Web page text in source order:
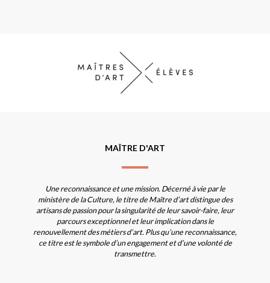
MAÎTRE D'ART
Une reconnaissance et une mission. Décerné à vie par le
ministère de la Culture, le titre de Maître d’art distingue des
artisans de passion pour la singularité de leur savoir-faire, leur
parcours exceptionnel et leur implication dans le
renouvellement des métiers d’art. Plus qu’une reconnaissance,
ce titre est le symbole d’un engagement et d’une volonté de
transmettre.